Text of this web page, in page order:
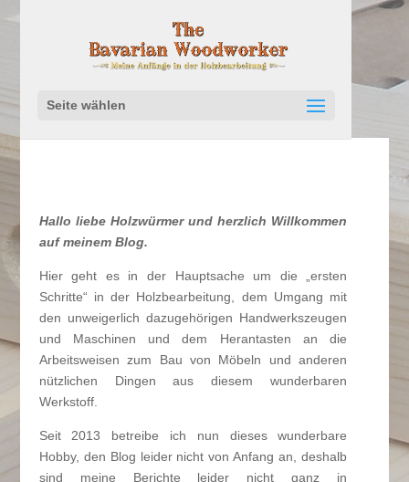
Seite wählen
Hallo liebe Holzwürmer und herzlich Willkommen
auf meinem Blog.
Hier geht es in der Hauptsache um die „ersten
Schritte“ in der Holzbearbeitung, dem Umgang mit
den unweigerlich dazugehörigen Handwerkszeugen
und Maschinen und dem Herantasten an die
Arbeitsweisen zum Bau von Möbeln und anderen
nützlichen Dingen aus diesem wunderbaren
Werkstoff.
Seit 2013 betreibe ich nun dieses wunderbare
Hobby, den Blog leider nicht von Anfang an, deshalb
sind meine Berichte leider nicht ganz in